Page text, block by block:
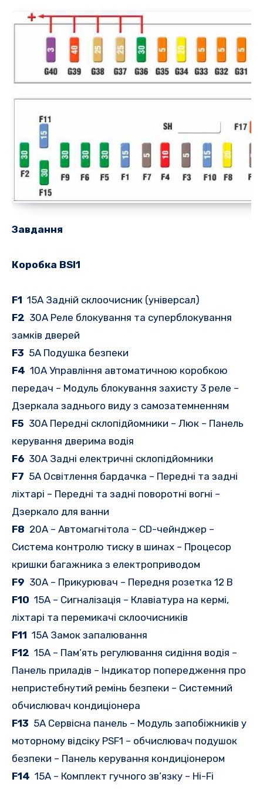
Завдання
Коробка BSI1
F1 15A Задній склоочисник (універсал)
F2 30A Реле блокування та суперблокування
замків дверей
F3 5A Подушка безпеки
F4 10A Управління автоматичною коробкою
передач – Модуль блокування захисту 3 реле –
Дзеркала заднього виду з самозатемненням
F5 30A Передні склопідйомники – Люк – Панель
керування дверима водія
F6 30A Задні електричні склопідйомники
F7 5A Освітлення бардачка – Передні та задні
ліхтарі – Передні та задні поворотні вогні –
Дзеркало для ванни
F8 20A – Автомагнітола – CD-чейнджер –
Система контролю тиску в шинах – Процесор
кришки багажника з електроприводом
F9 30A – Прикурювач – Передня розетка 12 В
F10 15A – Сигналізація – Клавіатура на кермі,
ліхтарі та перемикачі склоочисників
F11 15A Замок запалювання
F12 15A – Пам’ять регулювання сидіння водія –
Панель приладів – Індикатор попередження про
непристебнутий ремінь безпеки – Системний
обчислювач кондиціонера
F13 5A Сервісна панель – Модуль запобіжників у
моторному відсіку PSF1 – обчислювач подушок
безпеки – Панель керування кондиціонером
F14 15A – Комплект гучного зв’язку – Hi-Fi